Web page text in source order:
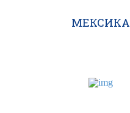
МЕКСИКА